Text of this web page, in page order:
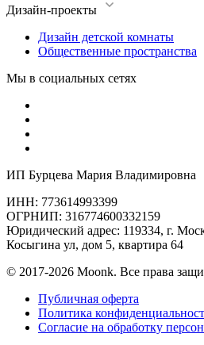
Дизайн-проекты
Дизайн детской комнаты
Общественные пространства
Мы в социальных сетях
ИП Бурцева Мария Владимировна
ИНН: 773614993399
ОГРНИП: 316774600332159
Юридический адрес: 119334, г.
Косыгина ул, дом 5, квартира 64
© 2017-2026 Moonk. Все права
Публичная оферта
Политика
Согласие на обработку